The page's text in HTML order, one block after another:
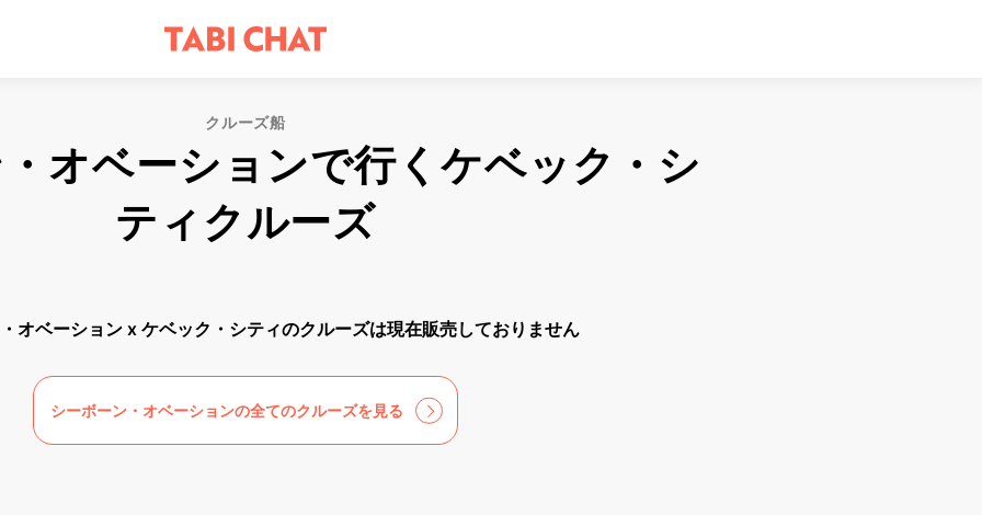
クルーズ船
オベーションで行くケベック・シ
ティクルーズ
オベーション x ケベック・シティのクルーズは現在販売しておりません
シーボーン・オベーションの全てのクルーズを見る